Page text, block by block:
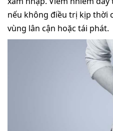
nếu không điều trị kịp thời
vùng lân cận hoặc tái phát.